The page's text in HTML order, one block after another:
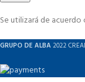
Se utilizará de acuerdo
GRUPO DE ALBA 2022